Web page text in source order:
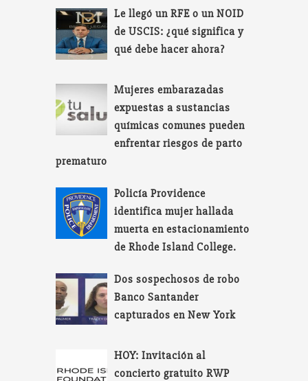
Le llegó un RFE o un NOID
de USCIS: ¿qué significa y
qué debe hacer ahora?
Mujeres embarazadas
expuestas a sustancias
químicas comunes pueden
enfrentar riesgos de parto
prematuro
Policía Providence
identifica mujer hallada
muerta en estacionamiento
de Rhode Island College.
Dos sospechosos de robo
Banco Santander
capturados en New York
HOY: Invitación al
concierto gratuito RWP